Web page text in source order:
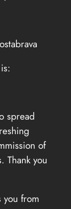
spread
of
Thank you
you from